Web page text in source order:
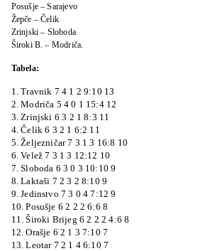
Posušje – Sarajevo
Žepče – Čelik
Zrinjski – Sloboda
Široki B. – Modriča.
Tabela:
1. Travnik 7 4 1 2 9:10 13
2. Modriča 5 4 0 1 15:4 12
3. Zrinjski 6 3 2 1 8:3 11
4. Čelik 6 3 2 1 6:2 11
5. Željezničar 7 3 1 3 16:8 10
6. Velež 7 3 1 3 12:12 10
7. Sloboda 6 3 0 3 10:10 9
8. Laktaši 7 2 3 2 8:10 9
9. Jedinstvo 7 3 0 4 7:12 9
10. Posušje 6 2 2 2 6:6 8
11. Široki Brijeg 6 2 2 2 4:6 8
12. Orašje 6 2 1 3 7:10 7
13. Leotar 7 2 1 4 6:10 7